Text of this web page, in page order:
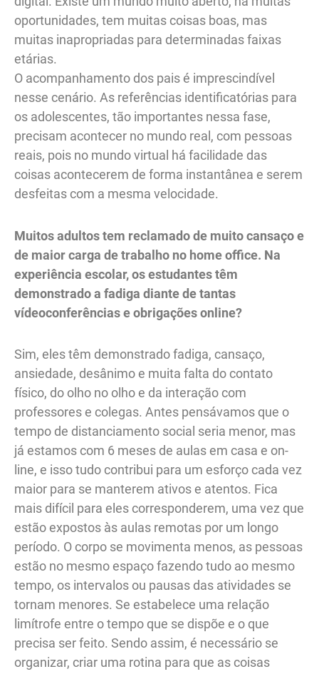
oportunidades, tem muitas coisas boas, mas
muitas inapropriadas para determinadas faixas
etárias.
O acompanhamento dos pais é imprescindível
nesse cenário. As referências identificatórias para
os adolescentes, tão importantes nessa fase,
precisam acontecer no mundo real, com pessoas
reais, pois no mundo virtual há facilidade das
coisas acontecerem de forma instantânea e serem
desfeitas com a mesma velocidade.
Muitos adultos tem reclamado de muito cansaço e
de maior carga de trabalho no home office. Na
experiência escolar, os estudantes têm
demonstrado a fadiga diante de tantas
vídeoconferências e obrigações online?
Sim, eles têm demonstrado fadiga, cansaço,
ansiedade, desânimo e muita falta do contato
físico, do olho no olho e da interação com
professores e colegas. Antes pensávamos que o
tempo de distanciamento social seria menor, mas
já estamos com 6 meses de aulas em casa e on-
line, e isso tudo contribui para um esforço cada vez
maior para se manterem ativos e atentos. Fica
mais difícil para eles corresponderem, uma vez que
estão expostos às aulas remotas por um longo
período. O corpo se movimenta menos, as pessoas
estão no mesmo espaço fazendo tudo ao mesmo
tempo, os intervalos ou pausas das atividades se
tornam menores. Se estabelece uma relação
limítrofe entre o tempo que se dispõe e o que
precisa ser feito. Sendo assim, é necessário se
organizar, criar uma rotina para que as coisas